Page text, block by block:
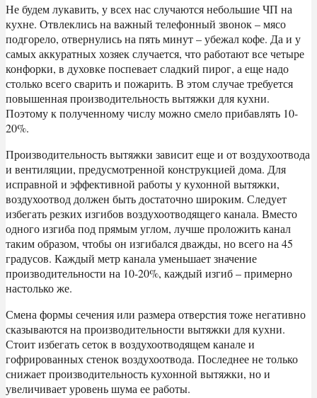
Не будем лукавить, у всех нас случаются небольшие ЧП на
кухне. Отвлеклись на важный телефонный звонок – мясо
подгорело, отвернулись на пять минут – убежал кофе. Да и у
самых аккуратных хозяек случается, что работают все четыре
конфорки, в духовке поспевает сладкий пирог, а еще надо
столько всего сварить и пожарить. В этом случае требуется
повышенная производительность вытяжки для кухни.
Поэтому к полученному числу можно смело прибавлять 10-
20%.
Производительность вытяжки зависит еще и от воздухоотвода
и вентиляции, предусмотренной конструкцией дома. Для
исправной и эффективной работы у кухонной вытяжки,
воздухоотвод должен быть достаточно широким. Следует
избегать резких изгибов воздухоотводящего канала. Вместо
одного изгиба под прямым углом, лучше проложить канал
таким образом, чтобы он изгибался дважды, но всего на 45
градусов. Каждый метр канала уменьшает значение
производительности на 10-20%, каждый изгиб – примерно
настолько же.
Смена формы сечения или размера отверстия тоже негативно
сказываются на производительности вытяжки для кухни.
Стоит избегать сеток в воздухоотводящем канале и
гофрированных стенок воздухоотвода. Последнее не только
снижает производительность кухонной вытяжки, но и
увеличивает уровень шума ее работы.